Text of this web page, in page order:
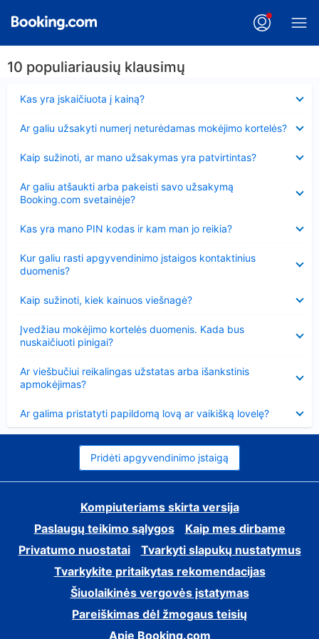
10 populiariausių klausimų
Kas yra įskaičiuota į kainą?
Ar galiu užsakyti numerį neturėdamas mokėjimo kortelės?
Kaip sužinoti, ar mano užsakymas yra patvirtintas?
Ar galiu atšaukti arba pakeisti savo užsakymą
Booking.com svetainėje?
Kas yra mano PIN kodas ir kam man jo reikia?
Kur galiu rasti apgyvendinimo įstaigos kontaktinius
duomenis?
Kaip sužinoti, kiek kainuos viešnagė?
Įvedžiau mokėjimo kortelės duomenis. Kada bus
nuskaičiuoti pinigai?
Ar viešbučiui reikalingas užstatas arba išankstinis
apmokėjimas?
Ar galima pristatyti papildomą lovą ar vaikišką lovelę?
Pridėti apgyvendinimo įstaigą
Kompiuteriams skirta versija
Paslaugų teikimo sąlygos
Kaip mes dirbame
Privatumo nuostatai
Tvarkyti slapukų nustatymus
Tvarkykite pritaikytas rekomendacijas
Šiuolaikinės vergovės įstatymas
Pareiškimas dėl žmogaus teisių
Apie Booking.com